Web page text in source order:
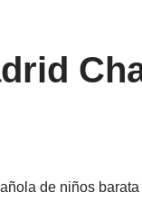
de niños